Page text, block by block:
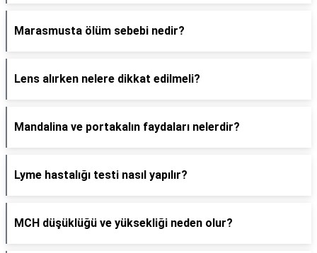
Marasmusta ölüm sebebi nedir?
Lens alırken nelere dikkat edilmeli?
Mandalina ve portakalın faydaları nelerdir?
Lyme hastalığı testi nasıl yapılır?
MCH düşüklüğü ve yüksekliği neden olur?